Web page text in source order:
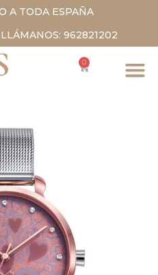
A TODA ESPAÑA
962821202
0